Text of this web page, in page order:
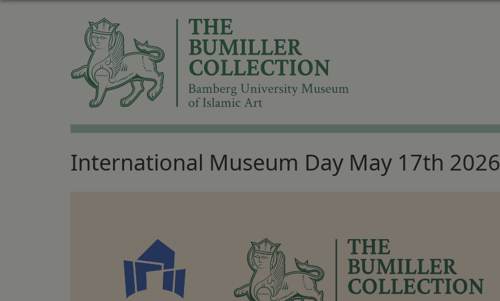
International Museum Day May 17th 2026